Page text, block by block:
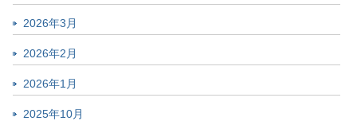
2026年3月
2026年2月
2026年1月
2025年10月